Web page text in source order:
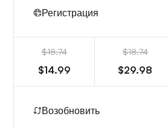
Регистрация
$18.74
$14.99
$18.74
$29.98
Возобновить